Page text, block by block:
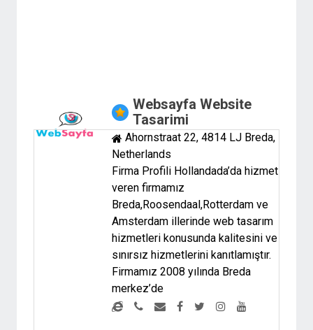
Websayfa Website
Tasarimi
Ahornstraat 22, 4814 LJ Breda,
Netherlands
Firma Profili Hollandada’da hizmet
veren firmamız
Breda,Roosendaal,Rotterdam ve
Amsterdam illerinde web tasarım
hizmetleri konusunda kalitesini ve
sınırsız hizmetlerini kanıtlamıştır.
Firmamız 2008 yılında Breda
merkez’de